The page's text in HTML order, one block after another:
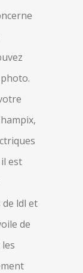
est
de ldl et
de